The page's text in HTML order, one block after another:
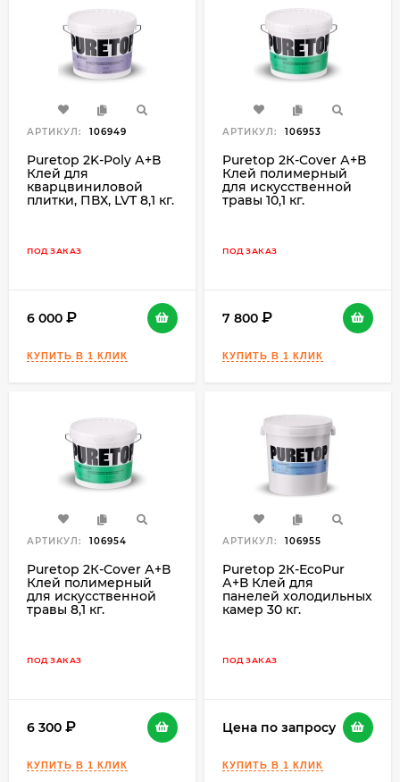
АРТИКУЛ: 106949
Puretop 2K-Poly А+В
Клей для
кварцвиниловой
плитки, ПВХ, LVT 8,1 кг.
ПОД ЗАКАЗ
6 000
АРТИКУЛ: 106953
Puretop 2К-Cover А+В
Клей полимерный
для искусственной
травы 10,1 кг.
ПОД ЗАКАЗ
7 800
АРТИКУЛ: 106954
Puretop 2К-Cover А+В
Клей полимерный
для искусственной
травы 8,1 кг.
ПОД ЗАКАЗ
6 300
АРТИКУЛ: 106955
Puretop 2К-EcoPur
А+В Клей для
панелей холодильных
камер 30 кг.
ПОД ЗАКАЗ
Цена по запросу